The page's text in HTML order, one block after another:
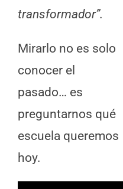
transformador”.
Mirarlo no es solo
conocer el
pasado… es
preguntarnos qué
escuela queremos
hoy.